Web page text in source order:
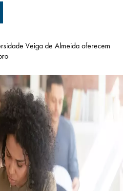
SOLICITE INFORMAÇÕES
LOGIN
Veiga de Almeida oferecem